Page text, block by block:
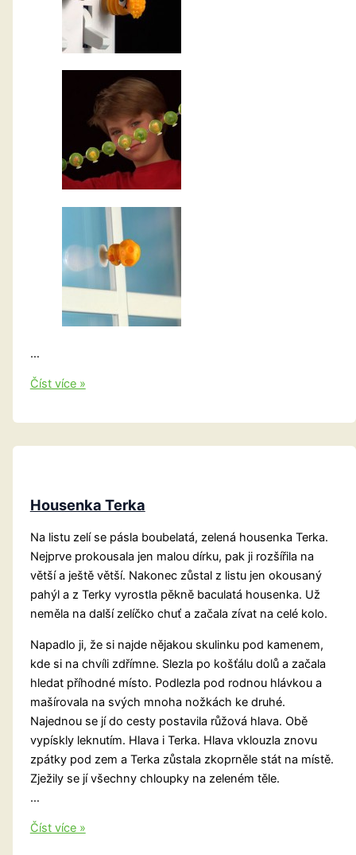
…
Hnusáci
Číst více »
Housenka Terka
Na listu zelí se pásla boubelatá, zelená housenka Terka.
Nejprve prokousala jen malou dírku, pak ji rozšířila na
větší a ještě větší. Nakonec zůstal z listu jen okousaný
pahýl a z Terky vyrostla pěkně baculatá housenka. Už
neměla na další zelíčko chuť a začala zívat na celé kolo.
Napadlo ji, že si najde nějakou skulinku pod kamenem,
kde si na chvíli zdřímne. Slezla po košťálu dolů a začala
hledat příhodné místo. Podlezla pod rodnou hlávkou a
mašírovala na svých mnoha nožkách ke druhé.
Najednou se jí do cesty postavila růžová hlava. Obě
vypískly leknutím. Hlava i Terka. Hlava vklouzla znovu
zpátky pod zem a Terka zůstala zkoprněle stát na místě.
Zježily se jí všechny chloupky na zeleném těle.
…
Housenka
Číst více »